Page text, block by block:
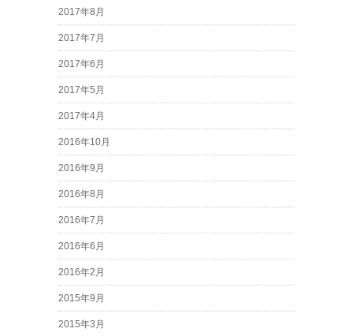
2017年8月
2017年7月
2017年6月
2017年5月
2017年4月
2016年10月
2016年9月
2016年8月
2016年7月
2016年6月
2016年2月
2015年9月
2015年3月